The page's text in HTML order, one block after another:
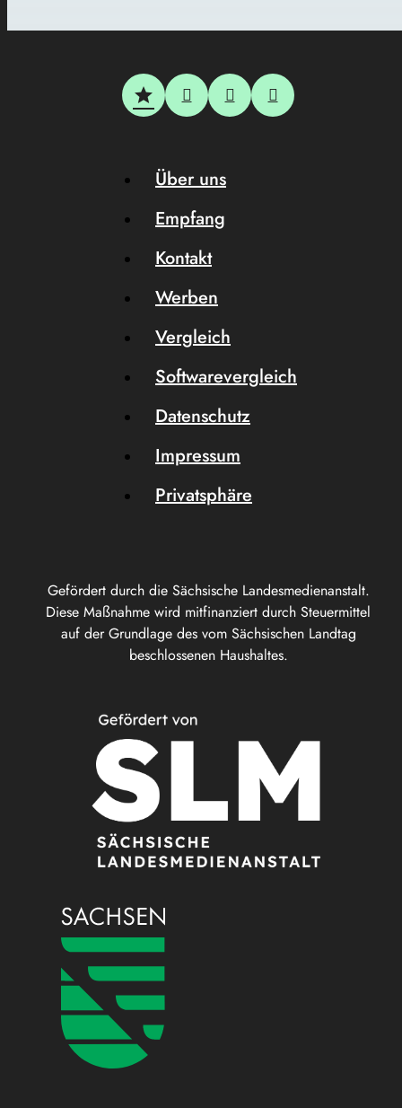
Gefördert durch die Sächsische Landesmedienanstalt.
Diese Maßnahme wird mitfinanziert durch Steuermittel
auf der Grundlage des vom Sächsischen Landtag
beschlossenen Haushaltes.
Über uns
Empfang
Kontakt
Werben
Vergleich
Softwarevergleich
Datenschutz
Impressum
Privatsphäre